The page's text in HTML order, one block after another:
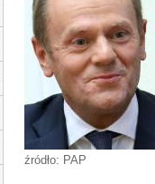
źródło: PAP